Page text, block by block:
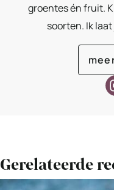
groentes én fruit.
soorten. Ik
Gerelateerde
Bekijk